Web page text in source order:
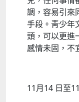
調，容易引來
手段。靑少年
頭，可以更進
感情未固，不
11月14 日至